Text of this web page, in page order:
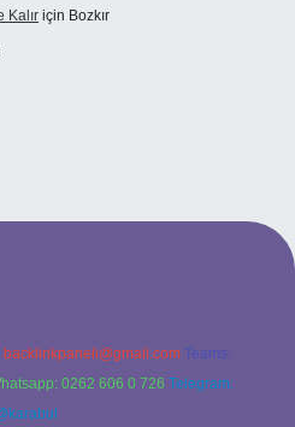
Kalır için Bozkır
backlinkpaneli@gmail.com Teams:
0262 606 0 726 Telegram: